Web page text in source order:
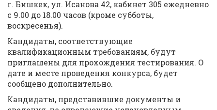
г. Бишкек, ул. Исанова 42, кабинет 305 ежедневно
с 9.00 до 18.00 часов (кроме субботы,
воскресенья).
Кандидаты, соответствующие
квалификационным требованиям, будут
приглашены для прохождения тестирования. О
дате и месте проведения конкурса, будет
сообщено дополнительно.
Кандидаты, представившие документы и